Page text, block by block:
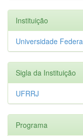
Instituição
Universidade
Sigla da Instituição
UFRRJ
Programa